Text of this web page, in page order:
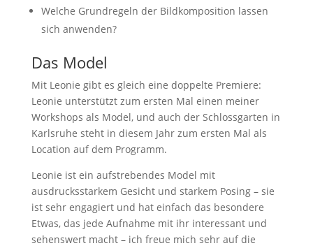
Welche Grundregeln der Bildkomposition lassen
sich anwenden?
Das Model
Mit Leonie gibt es gleich eine doppelte Premiere:
Leonie unterstützt zum ersten Mal einen meiner
Workshops als Model, und auch der Schlossgarten in
Karlsruhe steht in diesem Jahr zum ersten Mal als
Location auf dem Programm.
Leonie ist ein aufstrebendes Model mit
ausdrucksstarkem Gesicht und starkem Posing – sie
ist sehr engagiert und hat einfach das besondere
Etwas, das jede Aufnahme mit ihr interessant und
sehenswert macht – ich freue mich sehr auf die